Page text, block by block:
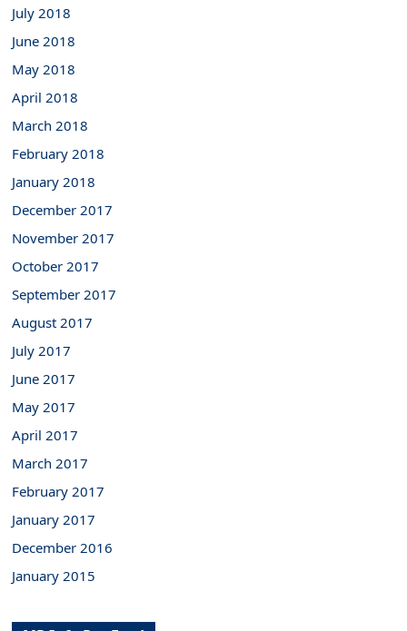
July 2018
June 2018
May 2018
April 2018
March 2018
February 2018
January 2018
December 2017
November 2017
October 2017
September 2017
August 2017
July 2017
June 2017
May 2017
April 2017
March 2017
February 2017
January 2017
December 2016
January 2015